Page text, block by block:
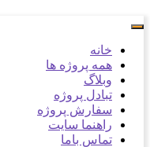
خانه
همه پروژه ها
وبلاگ
تبادل پروژه
سفارش پروژه
راهنما سایت
تماس باما